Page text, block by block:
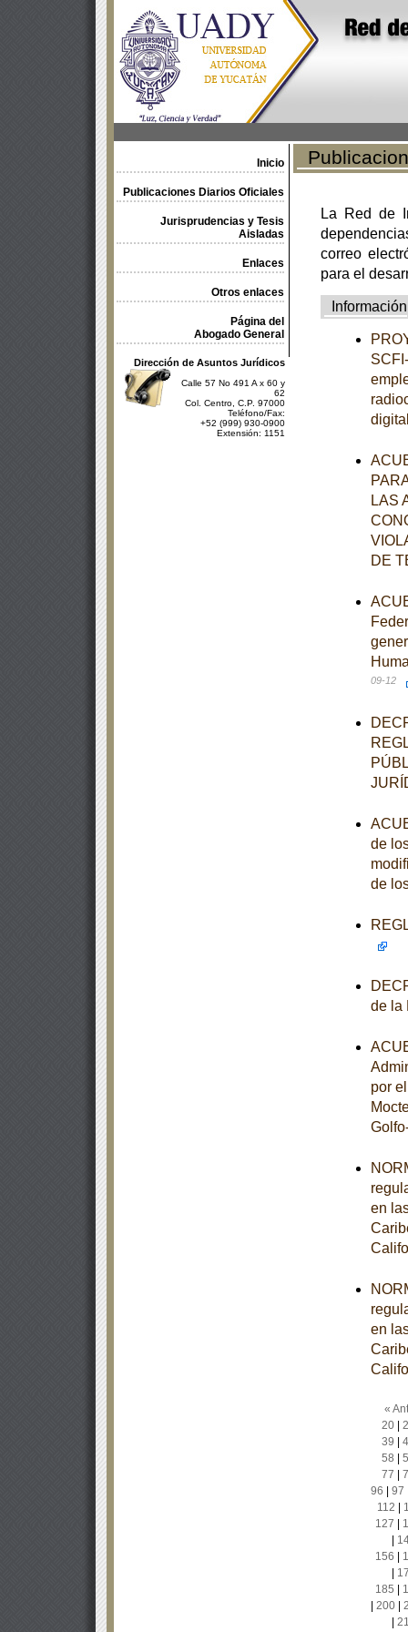
Inicio
Publicaciones Diarios Oficiales
Jurisprudencias y Tesis
Aisladas
Enlaces
Otros enlaces
Página del
Abogado General
Dirección de Asuntos Jurídicos
Calle 57 No 491 A x 60 y
62
Col. Centro, C.P. 97000
Teléfono/Fax:
+52 (999) 930-0900
Extensión: 1151
La Red de
correo
para el
Información
LAS
DE
09-12
de
de
de la
por
en
en
«
20|
39
58
77
96
97
112
127
156
185
200|